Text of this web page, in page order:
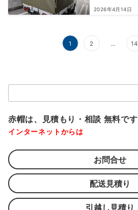
2026年4月14日
ー
ジ
送
り
1 2 … 14
索：
赤帽は、見積もり・相談 無料です
インターネットからは
お問合せ
配送見積り
引越し見積り